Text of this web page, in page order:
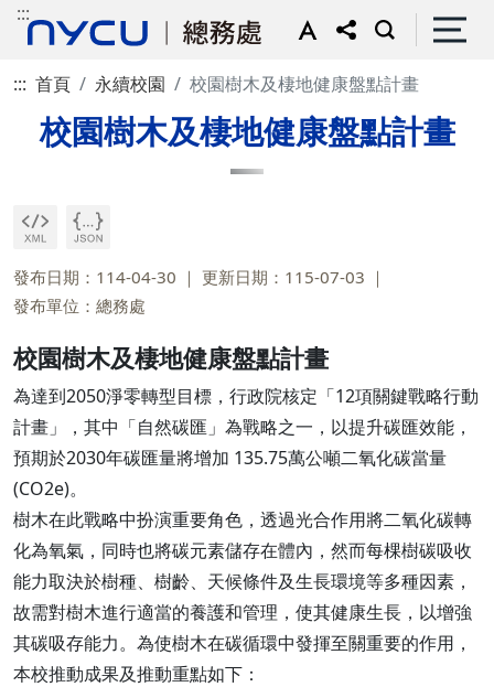
:::
::: 首頁 永續校園 校園樹木及棲地健康盤點計畫
校園樹木及棲地健康盤點計畫
發布日期：114-04-30
更新日期：115-07-03
發布單位：總務處
校園樹木及棲地健康盤點計畫
為達到2050淨零轉型目標，行政院核定「12項關鍵戰略行動
計畫」，其中「自然碳匯」為戰略之一，以提升碳匯效能，
預期於2030年碳匯量將增加 135.75萬公噸二氧化碳當量
(CO2e)。
樹木在此戰略中扮演重要角色，透過光合作用將二氧化碳轉
化為氧氣，同時也將碳元素儲存在體內，然而每棵樹碳吸收
能力取決於樹種、樹齡、天候條件及生長環境等多種因素，
故需對樹木進行適當的養護和管理，使其健康生長，以增強
其碳吸存能力。為使樹木在碳循環中發揮至關重要的作用，
本校推動成果及推動重點如下：